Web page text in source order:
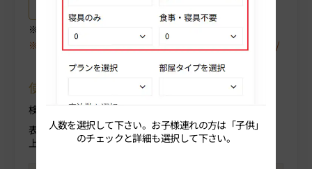
人数を選択して下さい。お子様連れの方は「子供」
のチェックと詳細も選択して下さい。
空室が表示されない場合は、〈翌月〉や〈プラン/人数/
使用方法について
検索条件を変更する場合部屋人数より変更ください。
表示料金(税込)
上段：人数合計